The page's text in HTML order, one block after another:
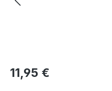
Regulärer Preis:
11,95 €